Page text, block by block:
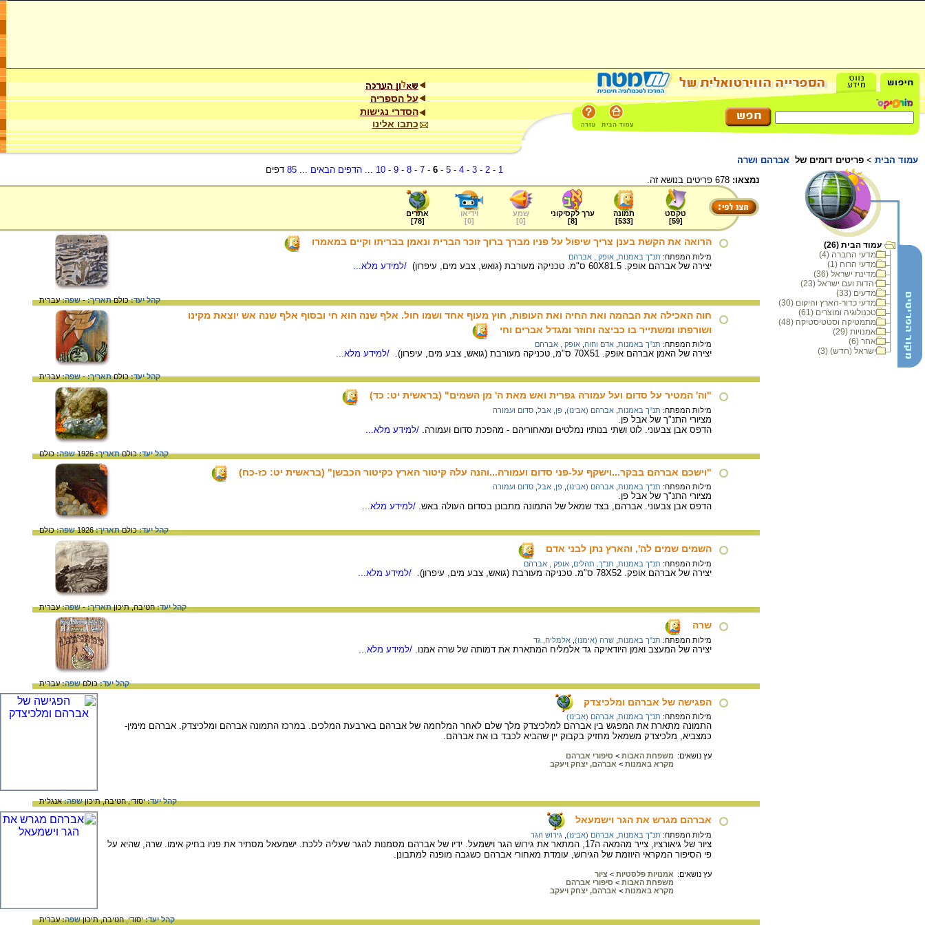
על הספריה
הסדרי נגישות
כתבו אלינו
עמוד הבית > פריטים דומים של אברהם ושרה
עמוד הבית (26)
מדעי החברה (4)
מדעי הרוח (1)
מדינת ישראל (36)
יהדות ועם ישראל (23)
מדעים (33)
מדעי כדור-הארץ והיקום (30)
טכנולוגיה ומוצרים (61)
מתמטיקה וסטטיסטיקה (48)
אמנויות (29)
אחר (6)
ישראל (חדש) (3)
1
-
2
-
3
-
4
-
5
-
6
-
7
-
8
-
9
-
10
...הדפים הבאים ...
85 דפים
נמצאו:
טקסט
[
59
]
תמונה
[
533
]
ערך לקסיקוני
[
8
]
שמע
[
0
]
וידיאו
[
0
]
אתרים
[
78
]
הרואה את הקשת בענן צריך שיפול על פניו מברך ברוך זוכר הברית ונאמן בבריתו וקיים במאמרו
מילות המפתח: תנ"ך באמנות אופק , אברהם
יצירה של אברהם אופק. 60X81.5 ס"מ. טכניקה מעורבת (גואש, צבע מים, עיפרון) /למידע מלא...
קהל יעד:כולםתאריך:-שפה:עברית
חוה האכילה את הבהמה ואת החיה ואת העופות, חוץ מעוף אחד ושמו חול. אלף שנה הוא חי ובסוף אלף שנה אש יוצאת מקינו
ושורפתו ומשתייר בו כביצה וחוזר ומגדל אברים וחי
מילות המפתח: תנ"ך באמנות אדם וחוה אופק , אברהם
יצירה של האמן אברהם אופק. 70X51 ס"מ, טכניקה מעורבת (גואש, צבע מים, עיפרון). /למידע מלא...
קהל יעד:כולםתאריך:-שפה:עברית
"וה' המטיר על סדום ועל עמורה גפרית ואש מאת ה' מן השמים" (בראשית יט: כד)
מילות המפתח: תנ"ך באמנות אברהם (אבינו) פן, אבל סדום ועמורה
מציורי התנ"ך של אבל פן.
הדפס אבן צבעוני. לוט ושתי בנותיו נמלטים ומאחוריהם - מהפכת סדום ועמורה. /למידע מלא...
קהל יעד:כולםתאריך:1926 שפה:כולם
"וישכם אברהם בבקר...וישקף על-פני סדום ועמורה...והנה עלה קיטור הארץ כקיטור הכבשן" (בראשית יט: כז-כח)
מילות המפתח: תנ"ך באמנות אברהם (אבינו) פן, אבל סדום ועמורה
מציורי התנ"ך של אבל פן.
הדפס אבן צבעוני. אברהם, בצד שמאל של התמונה מתבונן בסדום העולה באש. /למידע מלא...
קהל יעד:כולםתאריך:1926 שפה:כולם
השמים שמים לה', והארץ נתן לבני אדם
מילות המפתח: תנ"ך באמנות תנ"ך. תהלים אופק , אברהם
יצירה של אברהם אופק. 78X52 ס"מ. טכניקה מעורבת (גואש, צבע מים, עיפרון). /למידע מלא...
קהל יעד:חטיבה,תיכוןתאריך:-שפה:עברית
שרה
מילות המפתח: תנ"ך באמנות שרה (אימנו) אלמליח, גד
יצירה של המעצב ואמן היודאיקה גד אלמליח המתארת את דמותה של שרה אמנו. /למידע מלא...
קהל יעד:כולםשפה:עברית
הפגישה של אברהם ומלכיצדק
מילות המפתח: תנ"ך באמנות אברהם (אבינו)
התמונה מתארת את המפגש בין אברהם למלכיצדק מלך שלם לאחר המלחמה של אברהם בארבעת המלכים. במרכז התמונה אברהם ומלכיצדק. אברהם מימין-
כמצביא, מלכיצדק משמאל מחזיק בקבוק יין שהביא לכבד בו את אברהם.
עץ נושאים: משפחת האבות > סיפורי אברהם
מקרא באמנות > אברהם, יצחק ויעקב
קהל יעד:יסודי,חטיבה,תיכוןשפה:אנגלית
אברהם מגרש את הגר וישמעאל
מילות המפתח: תנ"ך באמנות אברהם (אבינו) גירוש הגר
ציור של גיאורציו, צייר מהמאה ה17, המתאר את גירוש הגר וישמעל. ידיו של אברהם מסמנות להגר שעליה ללכת. ישמעאל מסתיר את פניו בחיק אימו. שרה, שהיא על
פי הסיפור המקראי היוזמת של הגירוש, עומדת מאחורי אברהם כשגבה מופנה למתבונן.
עץ נושאים: אמנויות פלסטיות > ציור
משפחת האבות > סיפורי אברהם
מקרא באמנות > אברהם, יצחק ויעקב
קהל יעד:יסודי,חטיבה,תיכוןשפה:עברית